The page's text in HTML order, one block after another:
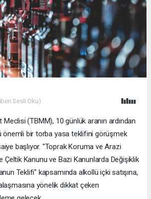
Sesli Oku)
Meclisi (TBMM), 10 günlük aranın ardından
önemli bir torba yasa teklifini görüşmek
başlıyor. "Toprak Koruma ve Arazi
Çeltik Kanunu ve Bazı Kanunlarda Değişiklik
Teklifi" kapsamında alkollü içki satışına,
yönelik dikkat çeken